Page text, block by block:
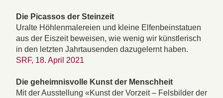
Die Picassos der Steinzeit
Uralte Höhlenmalereien und kleine Elfenbeinstatuen
aus der Eiszeit beweisen, wie wenig wir künstlerisch
in den letzten Jahrtausenden dazugelernt haben.
SRF, 18. April 2021
Die geheimnisvolle Kunst der Menschheit
Mit der Ausstellung «Kunst der Vorzeit – Felsbilder der